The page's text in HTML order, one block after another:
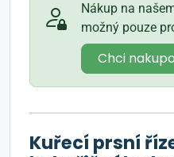
Nákup na
možný pouze
Chci
Kuřecí prsní